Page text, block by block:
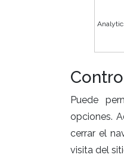
Puede
opciones.
cerrar el
visita del